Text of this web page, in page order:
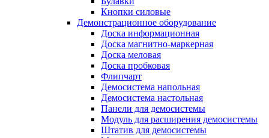
Кнопки силовые
Демонстрационное оборудование
Доска информационная
Доска магнитно-маркерная
Доска меловая
Доска пробковая
Флипчарт
Демосистема напольная
Демосистема настольная
Панели для демосистемы
Модуль для расширения демосистемы
Штатив для демосистемы